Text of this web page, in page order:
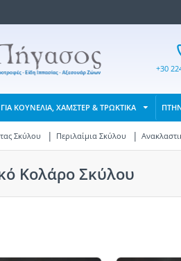
+30
ΓΙΑ ΚΟΥΝΕΛΙΑ, ΧΑΜΣΤΕΡ & ΤΡΩΚΤΙΚΑ
Σκύλου Περιλαίμια Σκύλου
Κολάρο Σκύλου